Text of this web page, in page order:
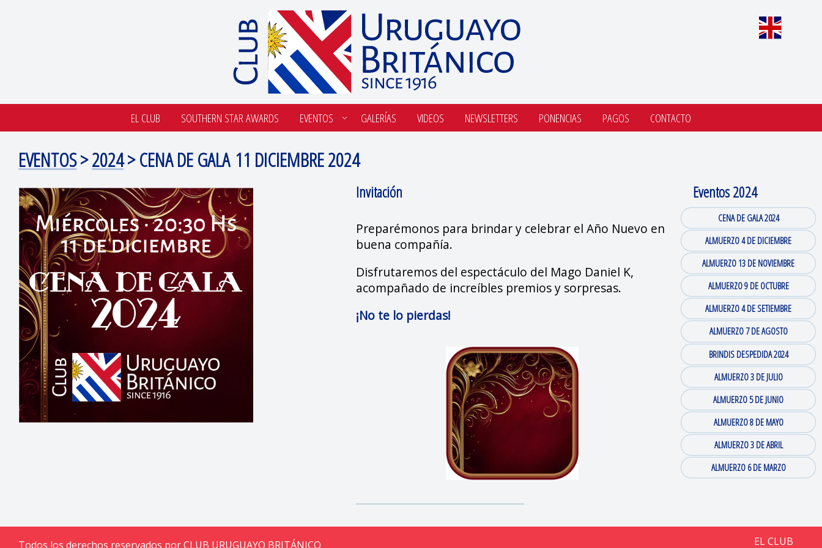
EL CLUB SOUTHERN STAR AWARDS EVENTOS GALERÍAS VIDEOS NEWSLETTERS PONENCIAS PAGOS CONTACTO
EVENTOS>2024> CENA DE GALA 11 DICIEMBRE 2024
Invitación
Preparémonos para brindar y celebrar el Año Nuevo en
buena compañía.
Disfrutaremos del espectáculo del Mago Daniel K,
acompañado de increíbles premios y sorpresas.
¡No te lo pierdas!
Eventos 2024
CENA DE GALA 2024
ALMUERZO 4 DE DICIEMBRE
ALMUERZO 13 DE NOVIEMBRE
ALMUERZO 9 DE OCTUBRE
ALMUERZO 4 DE SETIEMBRE
ALMUERZO 7 DE AGOSTO
BRINDIS DESPEDIDA 2024
ALMUERZO 3 DE JULIO
ALMUERZO 5 DE JUNIO
ALMUERZO 8 DE MAYO
ALMUERZO 3 DE ABRIL
ALMUERZO 6 DE MARZO
Todos los derechos reservados por CLUB URUGUAYO BRITÁNICO EL CLUB